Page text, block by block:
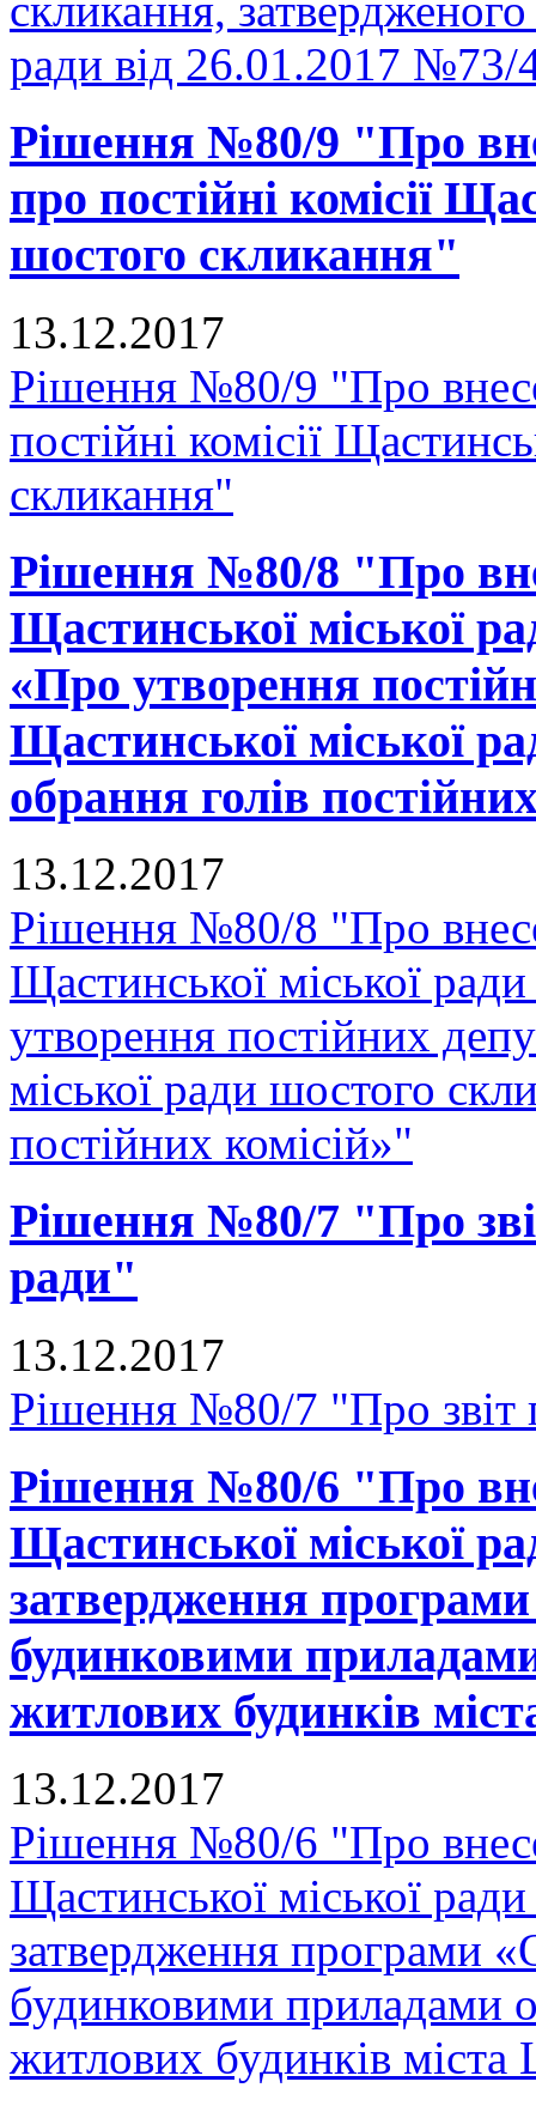
скликання,
ради від 26.01.2017 №73/
Рішення №80/9 "Про
про постійні комісії
шостого скликання"
13.12.2017
Рішення №80/9 "Про
постійні комісії
скликання"
Рішення №80/8 "Про
Щастинської міської
«Про утворення
Щастинської міської
обрання голів
13.12.2017
Рішення №80/8 "Про
Щастинської міської
утворення постійних
міської ради шостого
постійних комісій»"
Рішення №80/7 "Про
ради"
13.12.2017
Рішення №80/7 "Про звіт
Рішення №80/6 "Про
Щастинської міської
затвердження
будинковими приладами
житлових будинків
13.12.2017
Рішення №80/6 "Про
Щастинської міської
затвердження програми
будинковими приладами
житлових будинків